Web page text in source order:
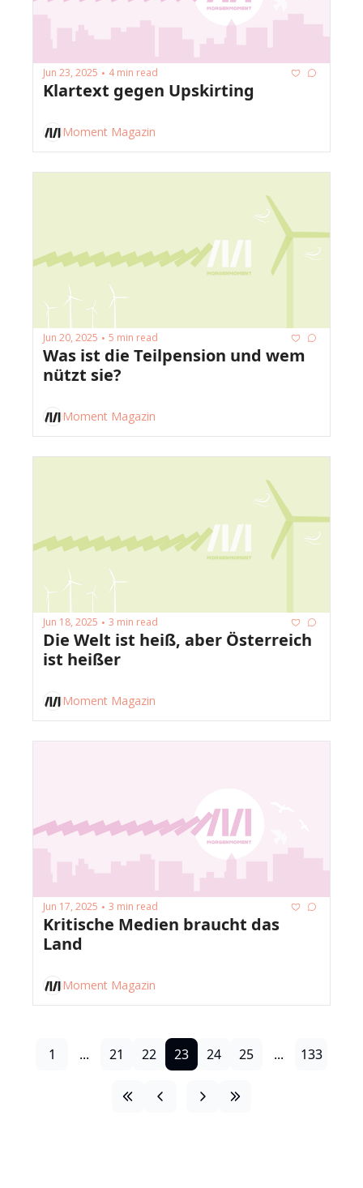
Jun 23, 2025 • 4 min read
Klartext gegen Upskirting
Moment Magazin
Jun 20, 2025 • 5 min read
Was ist die Teilpension und wem
nützt sie?
Moment Magazin
Jun 18, 2025 • 3 min read
Die Welt ist heiß, aber Österreich
ist heißer
Moment Magazin
Jun 17, 2025 • 3 min read
Kritische Medien braucht das
Land
Moment Magazin
1 ... 21 22 23 24 25 ... 133